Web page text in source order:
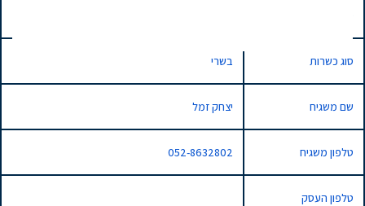
סוג כשרות בשרי
שם משגיח יצחק זמל
טלפון משגיח 052-8632802
טלפון העסק